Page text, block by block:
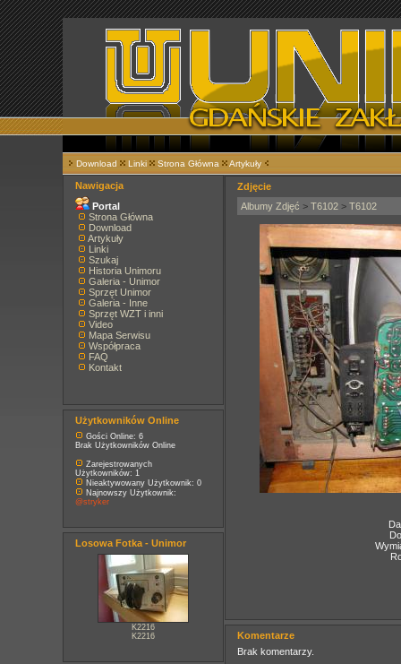
Download Linki Strona Główna Artykuły
Nawigacja
Portal
Strona Główna
Download
Artykuły
Linki
Szukaj
Historia Unimoru
Galeria - Unimor
Sprzęt Unimor
Galeria - Inne
Sprzęt WZT i inni
Video
Mapa Serwisu
Współpraca
FAQ
Kontakt
Użytkowników Online
Gości Online: 6
Brak Użytkowników Online
Zarejestrowanych
Użytkowników: 1
Nieaktywowany Użytkownik: 0
Najnowszy Użytkownik:
@stryker
Losowa Fotka - Unimor
K2216
K2216
Zdjęcie
Albumy Zdjęć > T6102 > T6102
Komentarze
Brak komentarzy.